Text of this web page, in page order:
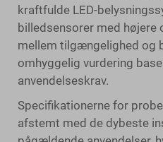
kraftfulde LED-
billedsensorer med
mellem tilgængelighed og
omhyggelig vurdering
anvendelseskrav.
Specifikationerne for
afstemt med de dybeste